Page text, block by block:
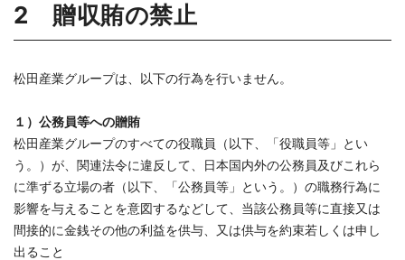
2 贈収賄の禁止
松田産業グループは、以下の行為を行いません。
１）公務員等への贈賄
松田産業グループのすべての役職員（以下、「役職員等」とい
う。）が、関連法令に違反して、日本国内外の公務員及びこれら
に準ずる立場の者（以下、「公務員等」という。）の職務行為に
影響を与えることを意図するなどして、当該公務員等に直接又は
間接的に金銭その他の利益を供与、又は供与を約束若しくは申し
出ること